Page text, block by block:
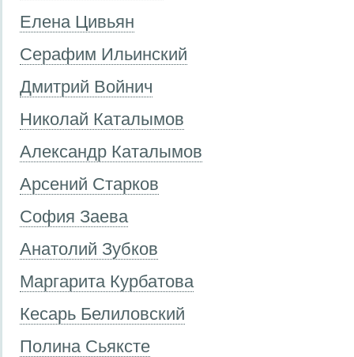
Елена Цивьян
Серафим Ильинский
Дмитрий Войнич
Николай Каталымов
Александр Каталымов
Арсений Старков
София Заева
Анатолий Зубков
Маргарита Курбатова
Кесарь Белиловский
Полина Сьяксте